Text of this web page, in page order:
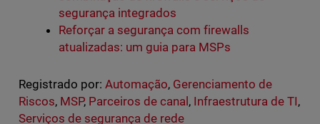
segurança integrados
Reforçar a segurança com firewalls
atualizadas: um guia para MSPs
Registrado por: Automação, Gerenciamento de
Riscos, MSP, Parceiros de canal , Infraestrutura de TI,
Serviços de segurança de rede